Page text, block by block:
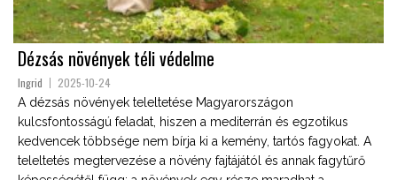
Dézsás növények téli védelme
Ingrid 2025-10-24
A dézsás növények teleltetése Magyarországon
kulcsfontosságú feladat, hiszen a mediterrán és egzotikus
kedvencek többsége nem bírja ki a kemény, tartós fagyokat. A
teleltetés megtervezése a növény fajtájától és annak fagytűrő